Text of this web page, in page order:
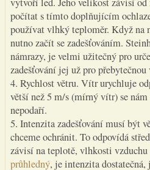
počítat s tímto doplňujícím
používat vlhký teploměr. Když na
nutno začít se zadešťováním.
námrazy, je velmi užitečný pro
zadešťování jej už pro
4. Rychlost větru. Vítr urychluje
větší než 5 m/s (mírný vítr) se
nepodaří.
5. Intenzita zadešťování musí být
chceme ochránit. To odpovídá
závisí na teplotě, vlhkosti
průhledný, je intenzita